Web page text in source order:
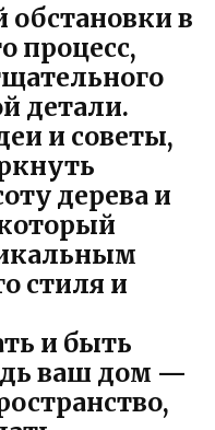
обстановки в
процесс,
детали.
и советы,
дерева и
стиля и
и быть
ваш дом —